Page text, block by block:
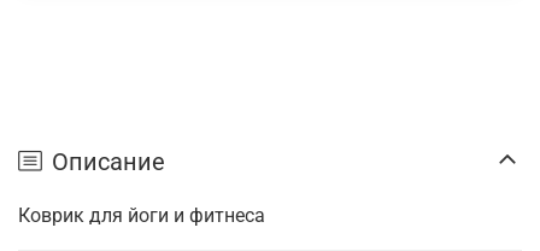
Описание
Коврик для йоги и фитнеса